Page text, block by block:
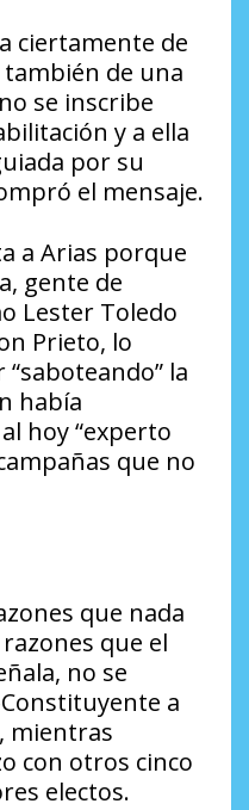
ciertamente de
de una
se inscribe
y a ella
por su
el mensaje.
a Arias porque
gente de
Lester Toledo
Prieto, lo
la
había
hoy “experto
que no
que nada
que el
no se
a
mientras
con otros cinco
electos.